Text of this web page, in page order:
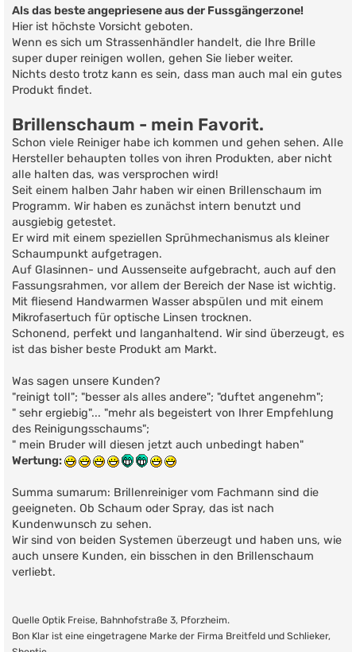
Als das beste angepriesene aus der Fussgängerzone!
Hier ist höchste Vorsicht geboten.
Wenn es sich um Strassenhändler handelt, die Ihre Brille
super duper reinigen wollen, gehen Sie lieber weiter.
Nichts desto trotz kann es sein, dass man auch mal ein gutes
Produkt findet.
Brillenschaum - mein Favorit.
Schon viele Reiniger habe ich kommen und gehen sehen. Alle
Hersteller behaupten tolles von ihren Produkten, aber nicht
alle halten das, was versprochen wird!
Seit einem halben Jahr haben wir einen Brillenschaum im
Programm. Wir haben es zunächst intern benutzt und
ausgiebig getestet.
Er wird mit einem speziellen Sprühmechanismus als kleiner
Schaumpunkt aufgetragen.
Auf Glasinnen- und Aussenseite aufgebracht, auch auf den
Fassungsrahmen, vor allem der Bereich der Nase ist wichtig.
Mit fliesend Handwarmen Wasser abspülen und mit einem
Mikrofasertuch für optische Linsen trocknen.
Schonend, perfekt und langanhaltend. Wir sind überzeugt, es
ist das bisher beste Produkt am Markt.
Was sagen unsere Kunden?
"reinigt toll"; "besser als alles andere"; "duftet angenehm";
" sehr ergiebig"... "mehr als begeistert von Ihrer Empfehlung
des Reinigungsschaums";
" mein Bruder will diesen jetzt auch unbedingt haben"
Wertung:
Summa sumarum: Brillenreiniger vom Fachmann sind die
geeigneten. Ob Schaum oder Spray, das ist nach
Kundenwunsch zu sehen.
Wir sind von beiden Systemen überzeugt und haben uns, wie
auch unsere Kunden, ein bisschen in den Brillenschaum
verliebt.
Quelle Optik Freise, Bahnhofstraße 3, Pforzheim.
Bon Klar ist eine eingetragene Marke der Firma Breitfeld und Schlieker,